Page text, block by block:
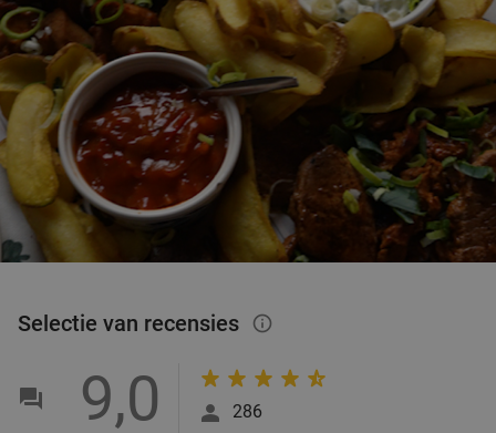
Selectie van recensies info_outlined
9,0 286